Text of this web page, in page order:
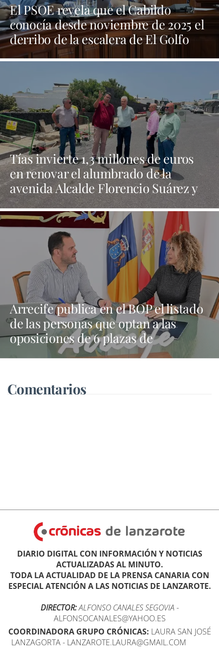
El PSOE revela que el Cabildo
conocía desde noviembre de 2025 el
derribo de la escalera de El Golfo
Tías invierte 1,3 millones de euros
en renovar el alumbrado de la
avenida Alcalde Florencio Suárez y
31 calles aledañas
Arrecife publica en el BOP el listado
de las personas que optan a las
oposiciones de 6 plazas de
trabajadores sociales
Comentarios
DIARIO DIGITAL CON INFORMACIÓN Y NOTICIAS
ACTUALIZADAS AL MINUTO.
TODA LA ACTUALIDAD DE LA PRENSA CANARIA CON
ESPECIAL ATENCIÓN A LAS NOTICIAS DE LANZAROTE.
DIRECTOR:ALFONSO CANALES SEGOVIA -
ALFONSOCANALES@YAHOO.ES
COORDINADORA GRUPO CRÓNICAS: LAURA SAN JOSÉ
LANZAGORTA - LANZAROTE.LAURA@GMAIL.COM